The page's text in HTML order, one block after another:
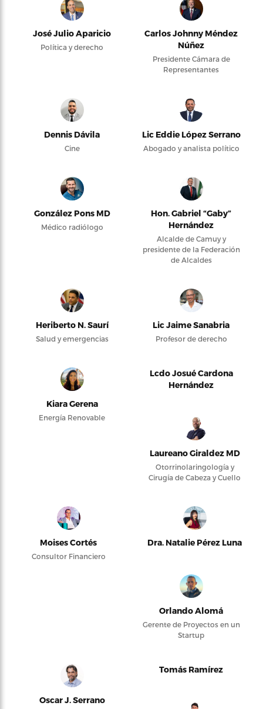
José Julio Aparicio
Política y derecho
Carlos Johnny Méndez
Núñez
Presidente Cámara de
Representantes
Dennis Dávila
Cine
Lic Eddie López Serrano
Abogado y analista político
González Pons MD
Médico radiólogo
Hon. Gabriel “Gaby”
Hernández
Alcalde de Camuy y
presidente de la Federación
de Alcaldes
Heriberto N. Saurí
Salud y emergencias
Lic Jaime Sanabria
Profesor de derecho
Kiara Gerena
Energía Renovable
Lcdo Josué Cardona
Hernández
Laureano Giraldez MD
Otorrinolaringología y
Cirugía de Cabeza y Cuello
Moises Cortés
Consultor Financiero
Dra. Natalie Pérez Luna
Orlando Alomá
Gerente de Proyectos en un
Startup
Oscar J. Serrano
Tomás Ramírez